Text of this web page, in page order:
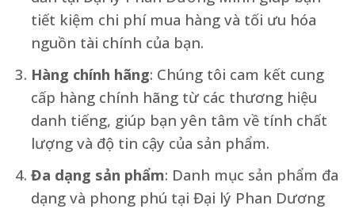
tiết kiệm chi phí mua hàng và tối ưu hóa
nguồn tài chính của bạn.
Hàng chính hãng: Chúng tôi cam kết cung
cấp hàng chính hãng từ các thương hiệu
danh tiếng, giúp bạn yên tâm về tính chất
lượng và độ tin cậy của sản phẩm.
Đa dạng sản phẩm: Danh mục sản phẩm đa
dạng và phong phú tại Đại lý Phan Dương